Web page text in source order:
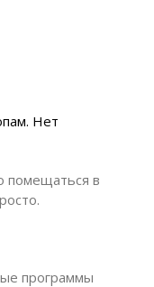
Нет
помещаться в
программы